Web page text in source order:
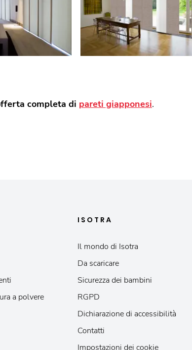
completa di pareti giapponesi.
a polvere
ISOTRA
Il mondo di Isotra
Da scaricare
Sicurezza dei bambini
RGPD
Dichiarazione di accessibilità
Contatti
Impostazioni dei cookie